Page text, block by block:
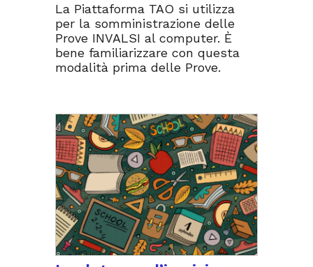
La Piattaforma TAO si utilizza
per la somministrazione delle
Prove INVALSI al computer. È
bene familiarizzare con questa
modalità prima delle Prove.